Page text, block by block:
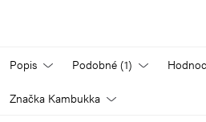
Popis Podobné (1)
Značka Kambukka